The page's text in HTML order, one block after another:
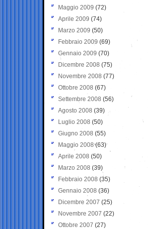
Maggio 2009 (72)
Aprile 2009 (74)
Marzo 2009 (50)
Febbraio 2009 (69)
Gennaio 2009 (70)
Dicembre 2008 (75)
Novembre 2008 (77)
Ottobre 2008 (67)
Settembre 2008 (56)
Agosto 2008 (39)
Luglio 2008 (50)
Giugno 2008 (55)
Maggio 2008(63)
Aprile 2008 (50)
Marzo 2008 (39)
Febbraio 2008 (35)
Gennaio 2008 (36)
Dicembre 2007 (25)
Novembre 2007 (22)
Ottobre 2007 (27)